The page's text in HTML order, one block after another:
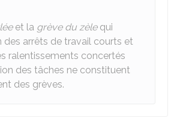
et la grève du zèlequi
des arrêts de travail courts et
ralentissements concertés
des tâches ne constituent
des grèves.